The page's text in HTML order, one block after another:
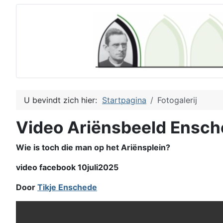
U bevindt zich hier: Startpagina Fotogalerij
Video Ariënsbeeld
Wie is toch die man op het Ariënsplein?
video facebook 10juli2025
Door Tikje Enschede